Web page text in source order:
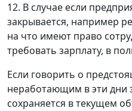
12. В случае если
закрывается, например
на что имеют право
требовать зарплату, в
Если говорить о
неработающим в эти дни
сохраняется в текущем